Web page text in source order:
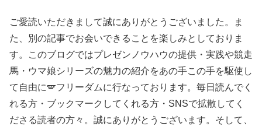
ご愛読いただきまして誠にありがとうございました。ま
た、別の記事でお会いできることを楽しみとしておりま
す。このブログではプレゼンノウハウの提供・実践や競走
馬・ウマ娘シリーズの魅力の紹介をあの手この手を駆使し
て自由に🪽フリーダムに行なっております。毎日読んでく
れる方・ブックマークしてくれる方・SNSで拡散してく
ださる読者の方々。誠にありがとうございます。そして、